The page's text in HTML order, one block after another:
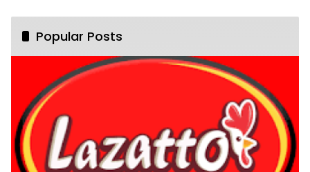
Popular Posts